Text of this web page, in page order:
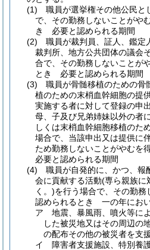
(1)
職員が選挙権その他公民と
で、その勤務しないことがや
き 必要と認められる期間
(2)
職員が裁判員、証人、鑑定
裁判所、地方公共団体の議会
合で、その勤務しないことが
とき 必要と認められる期間
(3)
職員が骨髄移植のための骨
植のための末梢血幹細胞の提
実施する者に対して登録の申
母、子及び兄弟姉妹以外の者
しくは末梢血幹細胞移植のた
場合で、当該申出又は提供に
ため勤務しないことがやむを
必要と認められる期間
(4)
職員が自発的に、かつ、報
会に貢献する活動(専ら親族に
く。)を行う場合で、その勤務
認められるとき 一の年にお
ア
地震、暴風雨、噴火等に
した被災地又はその周辺の
の配布その他の被災者を支
イ
障害者支援施設、特別養